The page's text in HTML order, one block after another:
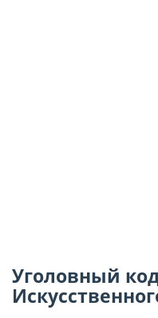
Уголовный